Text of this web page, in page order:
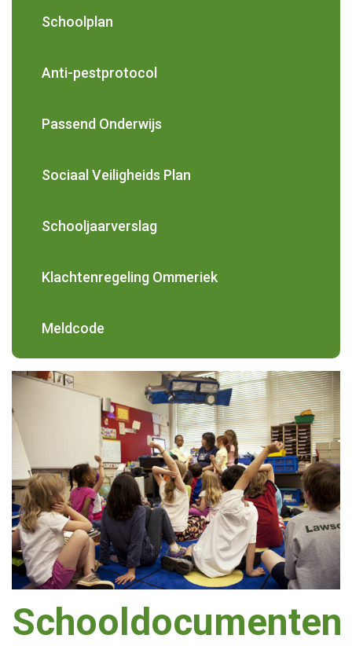
Schoolplan
Anti-pestprotocol
Passend Onderwijs
Sociaal Veiligheids Plan
Schooljaarverslag
Klachtenregeling Ommeriek
Meldcode
Schooldocumenten